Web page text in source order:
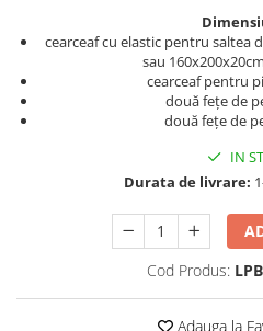
Set Lenjerie Pat Blanita Iepure, 6
Piese, Cu Pilota Inclusa
Lenjerii De Pat Premium
Set Lenjerie De Pat, 7 Piese, Cu
Set Lenjerie De Pat Jacquard
11 Piese, Cuvertura Inclusa
Lenjerii Damasc Egiptean King
Lenjerii De Pat, Finet Premium, 1
Persoana
cearceaf cu elastic pentru saltea
sau
cearceaf pentru
două fețe de
două fețe de
IN
Durata de livrare:
Cod Produs:
Adauga la